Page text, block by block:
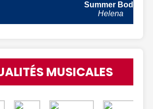
Summer Body
Helena
MUSICALES